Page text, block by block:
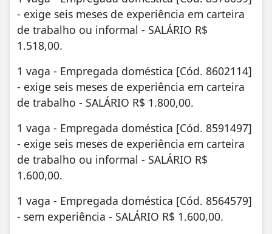
- exige seis meses de experiência em carteira
de trabalho ou informal - SALÁRIO R$
1.518,00.
1 vaga - Empregada doméstica [Cód. 8602114]
- exige seis meses de experiência em carteira
de trabalho - SALÁRIO R$ 1.800,00.
1 vaga - Empregada doméstica [Cód. 8591497]
- exige seis meses de experiência em carteira
de trabalho ou informal - SALÁRIO R$
1.600,00.
1 vaga - Empregada doméstica [Cód. 8564579]
- sem experiência - SALÁRIO R$ 1.600,00.